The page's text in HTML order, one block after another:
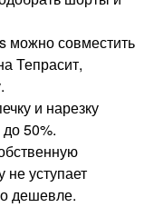
можно совместить
Тепрасит,
и нарезку
50%.
не уступает
дешевле.